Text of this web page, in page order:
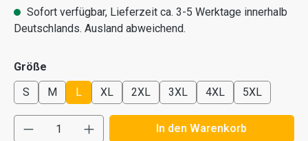
Sofort verfügbar, Lieferzeit ca. 3-5 Werktage innerhalb
Deutschlands. Ausland abweichend.
Größe
S
M L XL 2XL 3XL 4XL 5XL
Produkt Anzahl: Gib den gewünschten
In den Warenkorb